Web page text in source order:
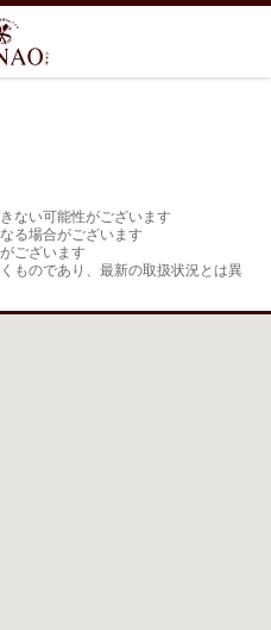
ない可能性がございます
る場合がございます
ございます
ものであり、最新の取扱状況とは異